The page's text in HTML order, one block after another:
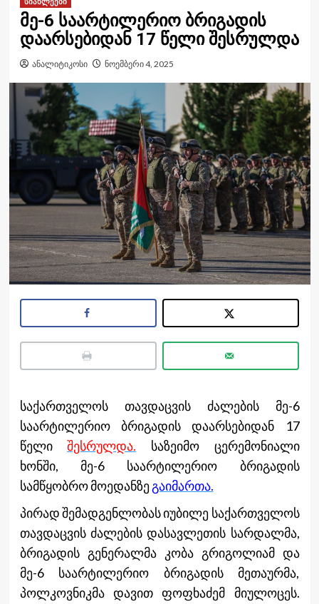
მე-6 საარტილერიო ბრიგადის
დაარსებიდან 17 წელი შესრულდა
ანალიტიკოსი ნოემბერი 4, 2025
საქართველოს თავდაცვის ძალების მე-6
საარტილერიო ბრიგადის დაარსებიდან 17
წელიშესრულდა. საზეიმო ცერემონიალი
ხონში, მე-6 საარტილერიო ბრიგადის
სამწყობრო მოედანზეგაიმართა.
პირად შემადგენლობას იუბილე საქართველოს
თავდაცვის ძალების დასავლეთის სარდალმა,
ბრიგადის გენერალმა კობა გრიგოლიამ და
მე-6 საარტილერიო ბრიგადის მეთაურმა,
პოლკოვნიკმა დავით ფოფხაძემ მიულოცეს.